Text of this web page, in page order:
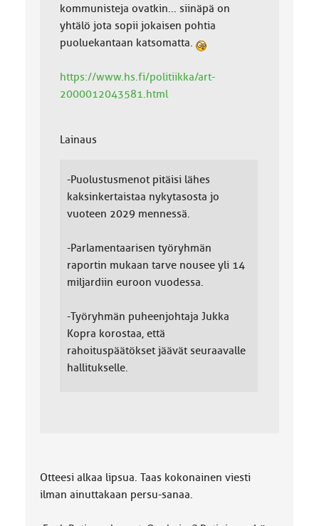
kommunisteja ovatkin... siinäpä on
yhtälö jota sopii jokaisen pohtia
puoluekantaan katsomatta.
https://www.hs.fi/politiikka/art-
2000012043581.html
Lainaus
-Puolustusmenot pitäisi lähes
kaksinkertaistaa nykytasosta jo
vuoteen 2029 mennessä.
-Parlamentaarisen työryhmän
raportin mukaan tarve nousee yli 14
miljardiin euroon vuodessa.
-Työryhmän puheenjohtaja Jukka
Kopra korostaa, että
rahoituspäätökset jäävät seuraavalle
hallitukselle.
Otteesi alkaa lipsua. Taas kokonainen viesti
ilman ainuttakaan persu-sanaa.